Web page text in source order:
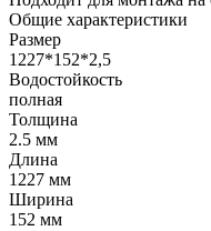
Общие характеристики
Размер
1227*152*2,5
Водостойкость
полная
Толщина
2.5 мм
Длина
1227 мм
Ширина
152 мм